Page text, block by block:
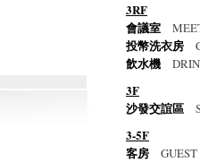
3RF
會議室
投幣洗衣房
飲水機
3F
沙發交誼區
3-5F
客房